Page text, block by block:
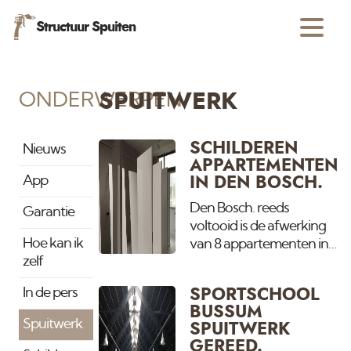
Structuur Spuiten
ONDERWERPEN
Nieuws
App
Garantie
Hoe kan ik
zelf
In de pers
Spuitwerk
SPUITWERK
SCHILDEREN
APPARTEMENTEN
IN DEN BOSCH.
Den Bosch. reeds
voltooid is de afwerking
van 8 appartementen in
schilderwerk en
spuitwerk. Deuren net
gespoten. Droogt straks
SPORTSCHOOL
BUSSUM
SPUITWERK
GEREED.